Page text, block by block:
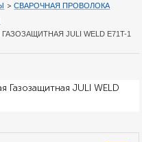
>СВАРОЧНАЯ ПРОВОЛОКА
JULI WELD E71T-1